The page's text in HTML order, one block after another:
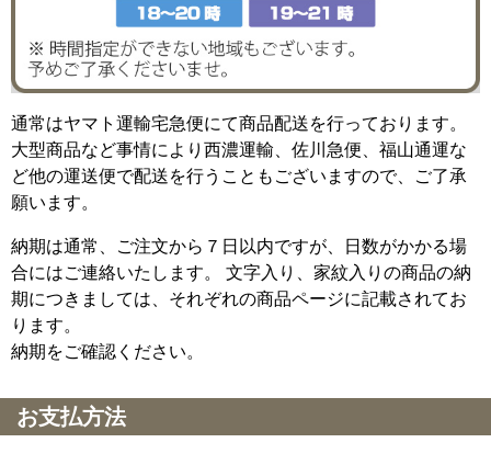
通常はヤマト運輸宅急便にて商品配送を行っております。
大型商品など事情により西濃運輸、佐川急便、福山通運な
ど他の運送便で配送を行うこともございますので、ご了承
願います。
納期は通常、ご注文から７日以内ですが、日数がかかる場
合にはご連絡いたします。 文字入り、家紋入りの商品の納
期につきましては、それぞれの商品ページに記載されてお
ります。
納期をご確認ください。
お支払方法